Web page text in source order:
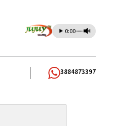
0:00
CORTE DE AGUA
3884873397